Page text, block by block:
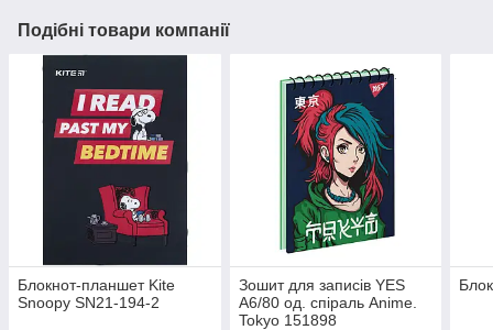
Подібні товари компанії
Блокнот-планшет Kite
Snoopy SN21-194-2
Зошит для записів YES
А6/80 од. спіраль Anime.
Tokyo 151898